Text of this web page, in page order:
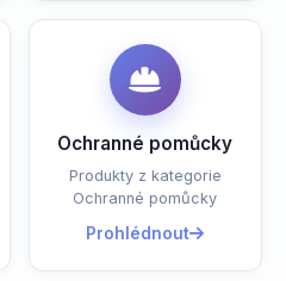
Ochranné pomůcky
Produkty z kategorie
Ochranné pomůcky
Prohlédnout